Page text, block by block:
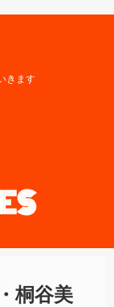
きます
桐谷美